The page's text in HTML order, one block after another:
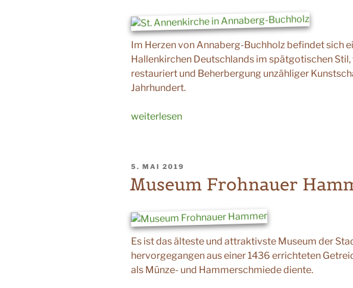
Im Herzen von Annaberg-Buchholz befindet sich
Hallenkirchen Deutschlands im spätgotischen
restauriert und Beherbergung unzähliger
Jahrhundert.
„St.
weiterlesen
VERÖFFENTLICHT
5. MAI 2019
Museum Frohnauer
Es ist das älteste und attraktivste Museum der
hervorgegangen aus einer 1436 errichteten
als Münze- und Hammerschmiede diente.